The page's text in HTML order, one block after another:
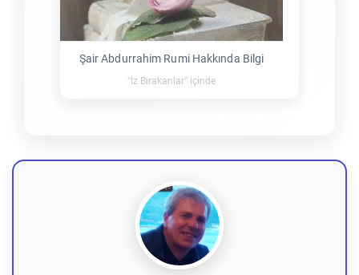
Şair Abdurrahim Rumi Hakkında Bilgi
"İz Bırakanlar" içinde